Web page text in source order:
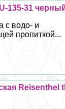
135-31
с водо- и
пропиткой...
Reisenthel